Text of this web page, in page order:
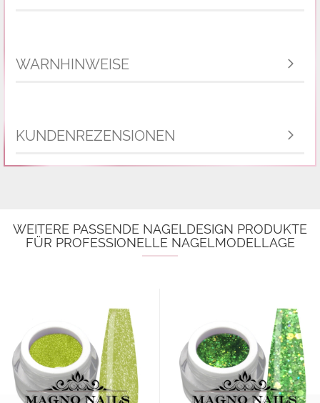
WARNHINWEISE
KUNDENREZENSIONEN
WEITERE PASSENDE NAGELDESIGN PRODUKTE
FÜR PROFESSIONELLE NAGELMODELLAGE